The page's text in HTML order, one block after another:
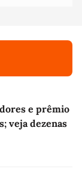
e prêmio
veja dezenas